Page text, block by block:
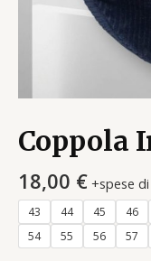
Coppola
18,00 € +spese
43 44 45 46
54
55 56 57